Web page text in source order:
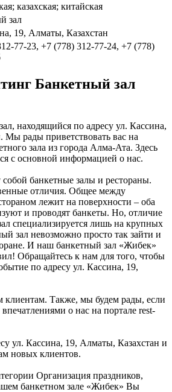
казахская; китайская
зал
19, Алматы, Казахстан
77-23, +7 (778) 312-77-24, +7 (778)
Банкетный зал
находящийся по адресу ул. Кассина,
Мы рады приветствовать вас на
зала из города Алма-Ата. Здесь
с основной информацией о нас.
банкетные залы и рестораны.
отличия. Общее между
лежит на поверхности – оба
и проводят банкеты. Но, отличие
специализируется лишь на крупных
зал невозможно просто так зайти и
И наш банкетный зал «Жибек»
Обращайтесь к нам для того, чтобы
по адресу ул. Кассина, 19,
Также, мы будем рады, если
о нас на портале rest-
ул. Кассина, 19, Алматы, Казахстан и
новых клиентов.
Организация праздников,
банкетном зале «Жибек» Вы